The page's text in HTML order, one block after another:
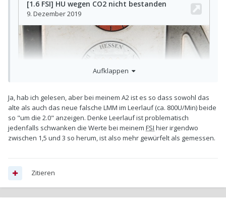
Aufklappen
Ja, hab ich gelesen, aber bei meinem A2 ist es so dass sowohl das
alte als auch das neue falsche LMM im Leerlauf (ca. 800U/Min) beide
so "um die 2.0" anzeigen. Denke Leerlauf ist problematisch
jedenfalls schwanken die Werte bei meinem FSI hier irgendwo
zwischen 1,5 und 3 so herum, ist also mehr gewürfelt als gemessen.
Zitieren